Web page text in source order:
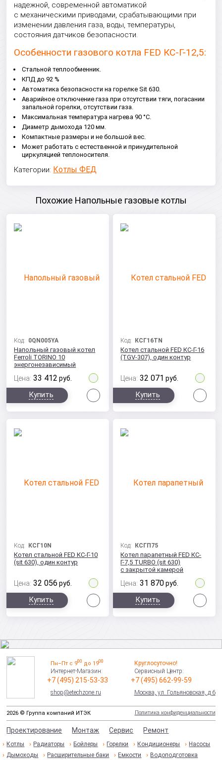
надежной, современной автоматикой
с механическими приводами, срабатывающими при
изменении давления газа, воды, температуры,
состояния датчиков безопасности.
Особенности газового котла FED КС-Г-12,5:
Стальной теплообменник.
КПД до 92 %
Автоматика безопасности на горелке Sit 630.
Аварийное отключение газа при отсутствии тяги, погасании
запальной горелки, отсутствии газа.
Максимальная температура нагрева 90 °С.
Диаметр дымохода 120 мм.
Компактные размеры и не большой вес.
Может работать с естественной и принудительной
циркуляцией теплоносителя.
Категории: Котлы ФЕД
Похожие Напольные газовые котлы
Код: 0QN005YA
Напольный газовый котел
Ferroli TORINO 10
энергонезависимый
Цена: 33 412 руб.
Купить
Код: КСГ16ТN
Котел стальной FED КС-Г-16
(TGV-307), один контур
Цена: 32 071 руб.
Купить
Код: КСГ10N
Котел стальной FED КС-Г-10
(sit 630), один контур
Цена: 32 056 руб.
Купить
Код: КСГП75
Котел парапетный FED КС-
Г-7,5 TURBO (sit 630)
с закрытой камерой
Цена: 31 870 руб.
Купить
Пн–Пт с 900 до 1900
Интернет-Магазин:
+7 (495) 215-53-33
shop@etechzone.ru
Круглосуточно!
Сервисный Центр:
+7 (495) 662-99-59
Москва, ул. Гольяновская, д.6
2026 © Группа компаний ИТЭК Политика конфиденциальности
Проектирование Монтаж Сервис Ремонт
Котлы Радиаторы Бойлеры Горелки Кондиционеры
Насосы
Дымоходы
Расширительные баки Емкости Водоподготовка